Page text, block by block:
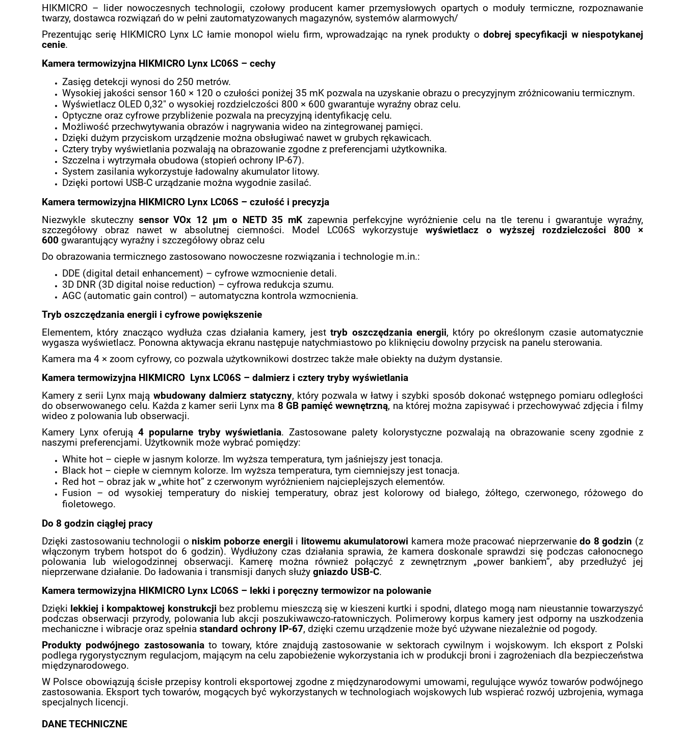
HIKMICRO – lider nowoczesnych technologii, czołowy producent kamer przemysłowych opartych o moduły termiczne, rozpoznawanie
twarzy, dostawca rozwiązań do w pełni zautomatyzowanych magazynów, systemów alarmowych/
Prezentując serię HIKMICRO Lynx LC łamie monopol wielu firm, wprowadzając na rynek produkty o dobrej specyfikacji w niespotykanej
cenie.
Kamera termowizyjna HIKMICRO Lynx LC06S – cechy
Zasięg detekcji wynosi do 250 metrów.
Wysokiej jakości sensor 160 × 120 o czułości poniżej 35 mK pozwala na uzyskanie obrazu o precyzyjnym zróżnicowaniu termicznym.
Wyświetlacz OLED 0,32" o wysokiej rozdzielczości 800 × 600 gwarantuje wyraźny obraz celu.
Optyczne oraz cyfrowe przybliżenie pozwala na precyzyjną identyfikację celu.
Możliwość przechwytywania obrazów i nagrywania wideo na zintegrowanej pamięci.
Dzięki dużym przyciskom urządzenie można obsługiwać nawet w grubych rękawicach.
Cztery tryby wyświetlania pozwalają na obrazowanie zgodne z preferencjami użytkownika.
Szczelna i wytrzymała obudowa (stopień ochrony IP-67).
System zasilania wykorzystuje ładowalny akumulator litowy.
Dzięki portowi USB-C urządzanie można wygodnie zasilać.
Kamera termowizyjna HIKMICRO Lynx LC06S – czułość i precyzja
Niezwykle skuteczny sensor VOx 12 μm o NETD 35 mK zapewnia perfekcyjne wyróżnienie celu na tle terenu i gwarantuje wyraźny,
szczegółowy obraz nawet w absolutnej ciemności. Model LC06S wykorzystuje wyświetlacz o wyższej rozdzielczości 800 ×
600 gwarantujący wyraźny i szczegółowy obraz celu
Do obrazowania termicznego zastosowano nowoczesne rozwiązania i technologie m.in.:
DDE (digital detail enhancement) – cyfrowe wzmocnienie detali.
3D DNR (3D digital noise reduction) – cyfrowa redukcja szumu.
AGC (automatic gain control) – automatyczna kontrola wzmocnienia.
Tryb oszczędzania energii i cyfrowe powiększenie
Elementem, który znacząco wydłuża czas działania kamery, jesttryb oszczędzania energii, który po określonym czasie automatycznie
wygasza wyświetlacz. Ponowna aktywacja ekranu następuje natychmiastowo po kliknięciu dowolny przycisk na panelu sterowania.
Kamera ma 4 × zoom cyfrowy, co pozwala użytkownikowi dostrzec także małe obiekty na dużym dystansie.
Kamera termowizyjna HIKMICRO Lynx LC06S – dalmierz i cztery tryby wyświetlania
Kamery z serii Lynx mają wbudowany dalmierz statyczny, który pozwala w łatwy i szybki sposób dokonać wstępnego pomiaru odległości
do obserwowanego celu. Każda z kamer serii Lynx ma 8 GB pamięć wewnętrzną, na której można zapisywać i przechowywać zdjęcia i filmy
wideo z polowania lub obserwacji.
Kamery Lynx oferują4 popularne tryby wyświetlania. Zastosowane palety kolorystyczne pozwalają na obrazowanie sceny zgodnie z
naszymi preferencjami. Użytkownik może wybrać pomiędzy:
White hot – ciepłe w jasnym kolorze. Im wyższa temperatura, tym jaśniejszy jest tonacja.
Black hot – ciepłe w ciemnym kolorze. Im wyższa temperatura, tym ciemniejszy jest tonacja.
Red hot – obraz jak w „white hot” z czerwonym wyróżnieniem najcieplejszych elementów.
Fusion – od wysokiej temperatury do niskiej temperatury, obraz jest kolorowy od białego, żółtego, czerwonego, różowego do
fioletowego.
Do 8 godzin ciągłej pracy
Dzięki zastosowaniu technologii o niskim poborze energii i litowemu akumulatorowi kamera może pracować nieprzerwaniedo 8 godzin (z
włączonym trybem hotspot do 6 godzin). Wydłużony czas działania sprawia, że kamera doskonale sprawdzi się podczas całonocnego
polowania lub wielogodzinnej obserwacji. Kamerę można również połączyć z zewnętrznym „power bankiem”, aby przedłużyć jej
nieprzerwane działanie. Do ładowania i transmisji danych służy gniazdo USB-C.
Kamera termowizyjna HIKMICRO Lynx LC06S – lekki i poręczny termowizor na polowanie
Dzięki lekkiej i kompaktowej konstrukcji bez problemu mieszczą się w kieszeni kurtki i spodni, dlatego mogą nam nieustannie towarzyszyć
podczas obserwacji przyrody, polowania lub akcji poszukiwawczo-ratowniczych. Polimerowy korpus kamery jest odporny na uszkodzenia
mechaniczne i wibracje oraz spełnia standard ochrony IP-67, dzięki czemu urządzenie może być używane niezależnie od pogody.
Produkty podwójnego zastosowaniato towary, które znajdują zastosowanie w sektorach cywilnym i wojskowym. Ich eksport z Polski
podlega rygorystycznym regulacjom, mającym na celu zapobieżenie wykorzystania ich w produkcji broni i zagrożeniach dla bezpieczeństwa
międzynarodowego.
W Polsce obowiązują ścisłe przepisy kontroli eksportowej zgodne z międzynarodowymi umowami, regulujące wywóz towarów podwójnego
zastosowania. Eksport tych towarów, mogących być wykorzystanych w technologiach wojskowych lub wspierać rozwój uzbrojenia, wymaga
specjalnych licencji.
DANE TECHNICZNE